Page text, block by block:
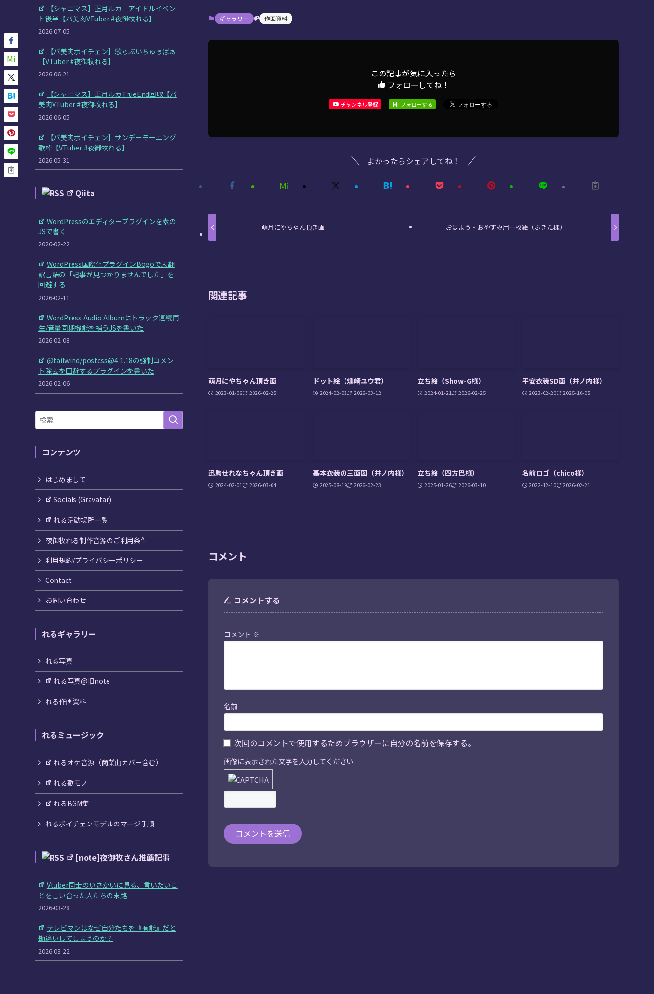
ギャラリー 作画資料
この記事が気に入ったら
フォローしてね！
チャンネル登録 Mi フォローする
よかったらシェアしてね！
Mi
Mi
萌月にやちゃん頂き画 おはよう・おやすみ用一枚絵（ふきた様）
関連記事
萌月にやちゃん頂き画
2023-01-06 2026-02-25
ドット絵（燻崎ユウ君）
2024-02-03 2026-03-12
立ち絵（Show-G様）
2024-01-21 2026-02-25
平安衣装SD画（井ノ内様）
2023-02-20 2025-10-05
迅駒せれなちゃん頂き画
2024-02-01 2026-03-04
基本衣装の三面図（井ノ内様）
2025-08-19 2026-02-23
立ち絵（四方巴様）
2025-01-26 2026-03-10
名前ロゴ（chico様）
2022-12-10 2026-02-21
コメント
コメントする
コメント ※
名前
画像に表示された文字を入力してください
【シャニマス】正月ルカ アイドルイベン
ト後半【バ美肉VTuber #夜御牧れる】
2026-07-05
【バ美肉ボイチェン】歌ゥぶいちゅぅばぁ
【VTuber #夜御牧れる】
2026-06-21
【シャニマス】正月ルカTrueEnd回収【バ
美肉VTuber #夜御牧れる】
2026-06-05
【バ美肉ボイチェン】サンデーモーニング
歌枠【VTuber #夜御牧れる】
2026-05-31
Qiita
WordPressのエディタープラグインを素の
JSで書く
2026-02-22
WordPress国際化プラグインBogoで未翻
訳言語の「記事が見つかりませんでした」を
回避する
2026-02-11
WordPress Audio Albumにトラック連続再
生/音量同期機能を補うJSを書いた
2026-02-08
@tailwind/postcss@4.1.18の強制コメン
ト除去を回避するプラグインを書いた
2026-02-06
コンテンツ
はじめまして
Socials (Gravatar)
れる活動場所一覧
夜御牧れる制作音源のご利用条件
利用規約/プライバシーポリシー
Contact
お問い合わせ
れるギャラリー
れる写真
れる写真@旧note
れる作画資料
れるミュージック
れるオケ音源（商業曲カバー含む）
れる歌モノ
れるBGM集
れるボイチェンモデルのマージ手順
[note]夜御牧さん推薦記事
Vtuber同士のいさかいに見る、言いたいこ
とを言い合った人たちの末路
2026-03-28
テレビマンはなぜ自分たちを『有能』だと
勘違いしてしまうのか？
2026-03-22